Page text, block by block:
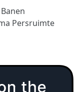
Banen
Persruimte